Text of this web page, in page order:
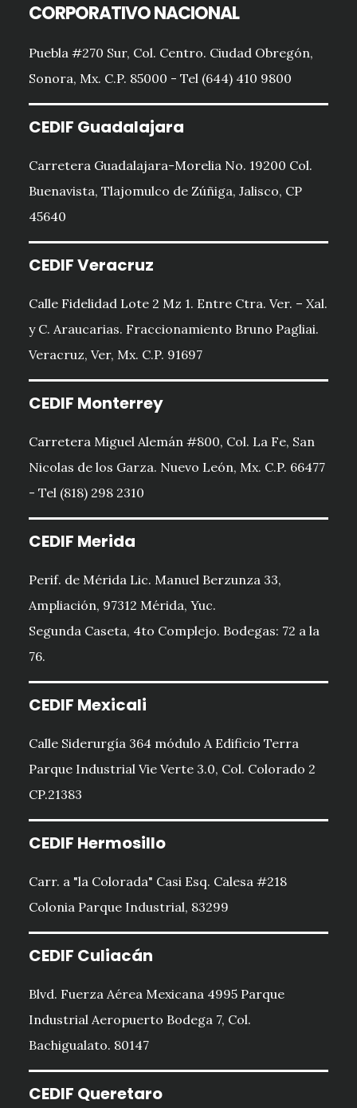
CORPORATIVO NACIONAL
Puebla #270 Sur, Col. Centro. Ciudad Obregón,
Sonora, Mx. C.P. 85000 - Tel (644) 410 9800
CEDIF Guadalajara
Carretera Guadalajara-Morelia No. 19200 Col.
Buenavista, Tlajomulco de Zúñiga, Jalisco, CP
45640
CEDIF Veracruz
Calle Fidelidad Lote 2 Mz 1. Entre Ctra. Ver. – Xal.
y C. Araucarias. Fraccionamiento Bruno Pagliai.
Veracruz, Ver, Mx. C.P. 91697
CEDIF Monterrey
Carretera Miguel Alemán #800, Col. La Fe, San
Nicolas de los Garza. Nuevo León, Mx. C.P. 66477
- Tel (818) 298 2310
CEDIF Merida
Perif. de Mérida Lic. Manuel Berzunza 33,
Ampliación, 97312 Mérida, Yuc.
Segunda Caseta, 4to Complejo. Bodegas: 72 a la
76.
CEDIF Mexicali
Calle Siderurgía 364 módulo A Edificio Terra
Parque Industrial Vie Verte 3.0, Col. Colorado 2
CP.21383
CEDIF Hermosillo
Carr. a "la Colorada" Casi Esq. Calesa #218
Colonia Parque Industrial, 83299
CEDIF Culiacán
Blvd. Fuerza Aérea Mexicana 4995 Parque
Industrial Aeropuerto Bodega 7, Col.
Bachigualato. 80147
CEDIF Queretaro